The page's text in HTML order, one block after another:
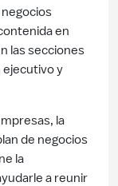
en
las secciones
ejecutivo y
la
de negocios
la
a reunir